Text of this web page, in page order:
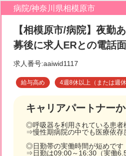
病院/神奈川県相模原市
【相模原市/病院】夜
募後に求人ERとの電話
求人番号:aaiwid1117
給与高め 4週8休以上（または週休
キャリアパートナー
◎呼吸器を利用されている患者
⇒慢性期病院の中でも医療依存
◎日勤帯の実働時間が短めです
⇒日勤は09:00～16:30（実働